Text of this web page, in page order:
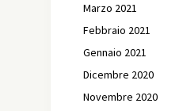
Marzo 2021
Febbraio 2021
Gennaio 2021
Dicembre 2020
Novembre 2020